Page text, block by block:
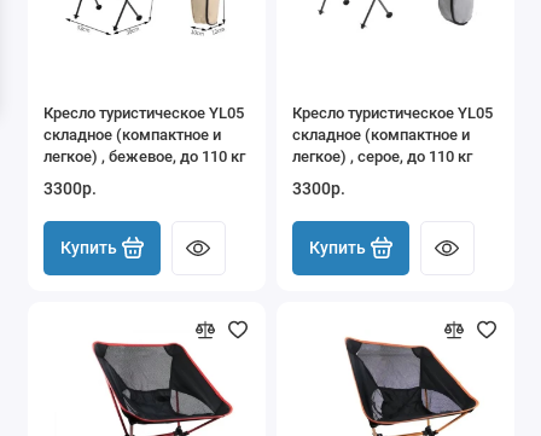
Мангалы, казаны и грили
Ножи и мультитулы
Палатки на крышу автомобиля
Палки треккинговые
Пилы, топоры, лопаты
Рюкзаки
Кресло туристическое YL05
складное (компактное и
легкое) , бежевое, до 110 кг
3300р.
Купить
Кресло туристическое YL05
складное (компактное и
легкое) , серое, до 110 кг
3300р.
Купить